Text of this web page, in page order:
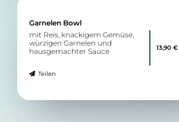
Garnelen Bowl
mit Reis, knackigem Gemüse,
würzigen Garnelen und
hausgemachter Sauce
Teilen
13,90 €